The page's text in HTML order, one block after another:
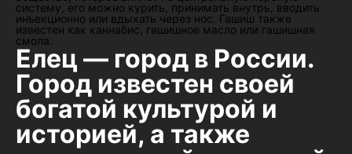
систему, его можно курить, принимать внутрь, вводить
инъекционно или вдыхать через нос. Гашиш также
известен как каннабис, гашишное масло или гашишная
смола.
Елец — город в России.
Город известен своей
богатой культурой и
историей, а также